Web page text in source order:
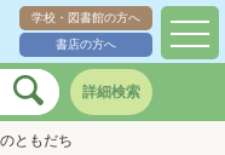
学校・図書館の方へ
書店の方へ
詳細検索
ともだち